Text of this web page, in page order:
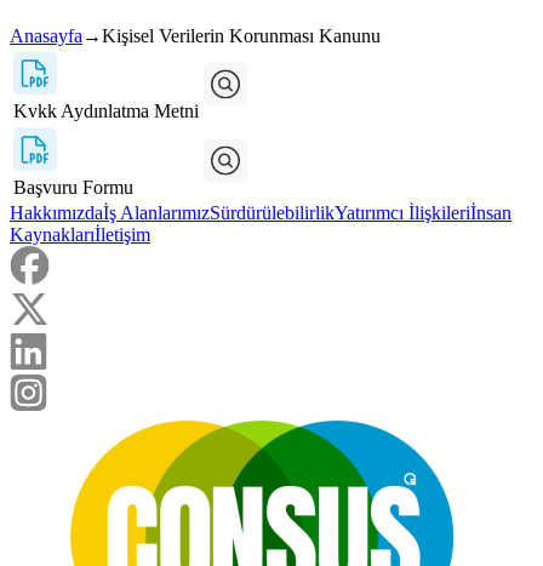
Anasayfa →Kişisel Verilerin Korunması Kanunu
Kvkk Aydınlatma Metni
Başvuru Formu
Hakkımızdaİş AlanlarımızSürdürülebilirlikYatırımcı İlişkileriİnsan
Kaynaklarıİletişim